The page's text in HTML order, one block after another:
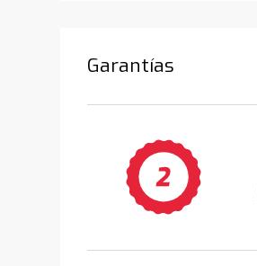
Garantías